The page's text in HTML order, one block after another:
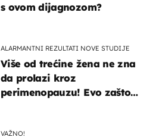
s ovom dijagnozom?
ALARMANTNI REZULTATI NOVE STUDIJE
Više od trećine žena ne zna
da prolazi kroz
perimenopauzu! Evo zašto
VAŽNO!